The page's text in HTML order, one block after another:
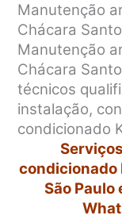
Manutenção
Chácara
Manutenção
Chácara
técnicos
instalação,
condicionado
condicionado
São Paulo